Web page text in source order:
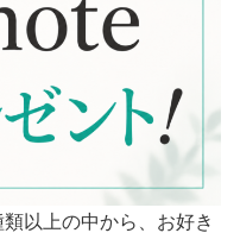
以上の中から、お好き